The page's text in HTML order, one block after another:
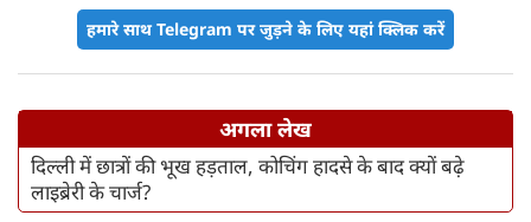
हमारे साथ Telegram पर जुड़ने के लिए यहां क्लिक करें
अगला लेख
दिल्ली में छात्रों की भूख हड़ताल, कोचिंग हादसे के बाद क्यों बढ़े
लाइब्रेरी के चार्ज?